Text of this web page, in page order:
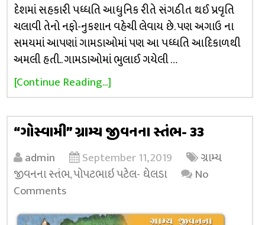
દેશમાં સહકારી પધ્ધતિ આધુનિક રીતે સંગઠીત થઈ પ્રવૃતિ
ચલાવી તેનો નફો-નુકશાન વહેચી લેવાય છે. પણ અગાઉ ના
સમયમાં આપણાં ગામડાઓમાં પણ આ પધ્ધતિ આદિકાળથી
અમલી હતી.. ગામડાઓમાં ભુલાઈ ગયેલી …
[Continue Reading...]
“ગોસ્વામી” ગ્રામ્ય જીવનના સ્તંભ- 33
admin September 11, 2019
ગ્રામ્ય
જીવનના સ્તંભ,પોપટભાઇ પટેલ- ઘેલડા
No
Comments